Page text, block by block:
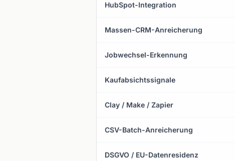
HubSpot-Integration
Massen-CRM-Anreicherung
Jobwechsel-Erkennung
Kaufabsichtssignale
Clay / Make / Zapier
CSV-Batch-Anreicherung
DSGVO / EU-Datenresidenz